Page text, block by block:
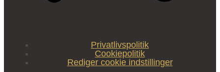
Privatlivspolitik
Cookiepolitik
Rediger cookie indstillinger